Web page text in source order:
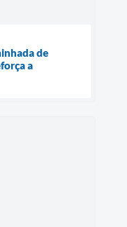
de
a